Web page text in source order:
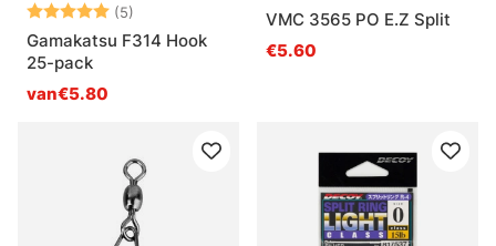
Beoordeling:
(5)
Gamakatsu F314 Hook
25-pack
van€5.80
VMC 3565 PO E.Z Split
€5.60